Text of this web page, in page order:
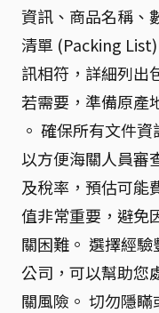
資訊、商品名稱、
清單 (Packing
訊相符，詳細列出
若需要，準備原產
。 確保所有文件
以方便海關人員審
及稅率，預估可能
值非常重要，避免
關困難。 選擇經
公司，可以幫助您
關風險。 切勿隱